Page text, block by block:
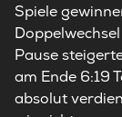
Spiele
Pause
am Ende 6:19
absolut